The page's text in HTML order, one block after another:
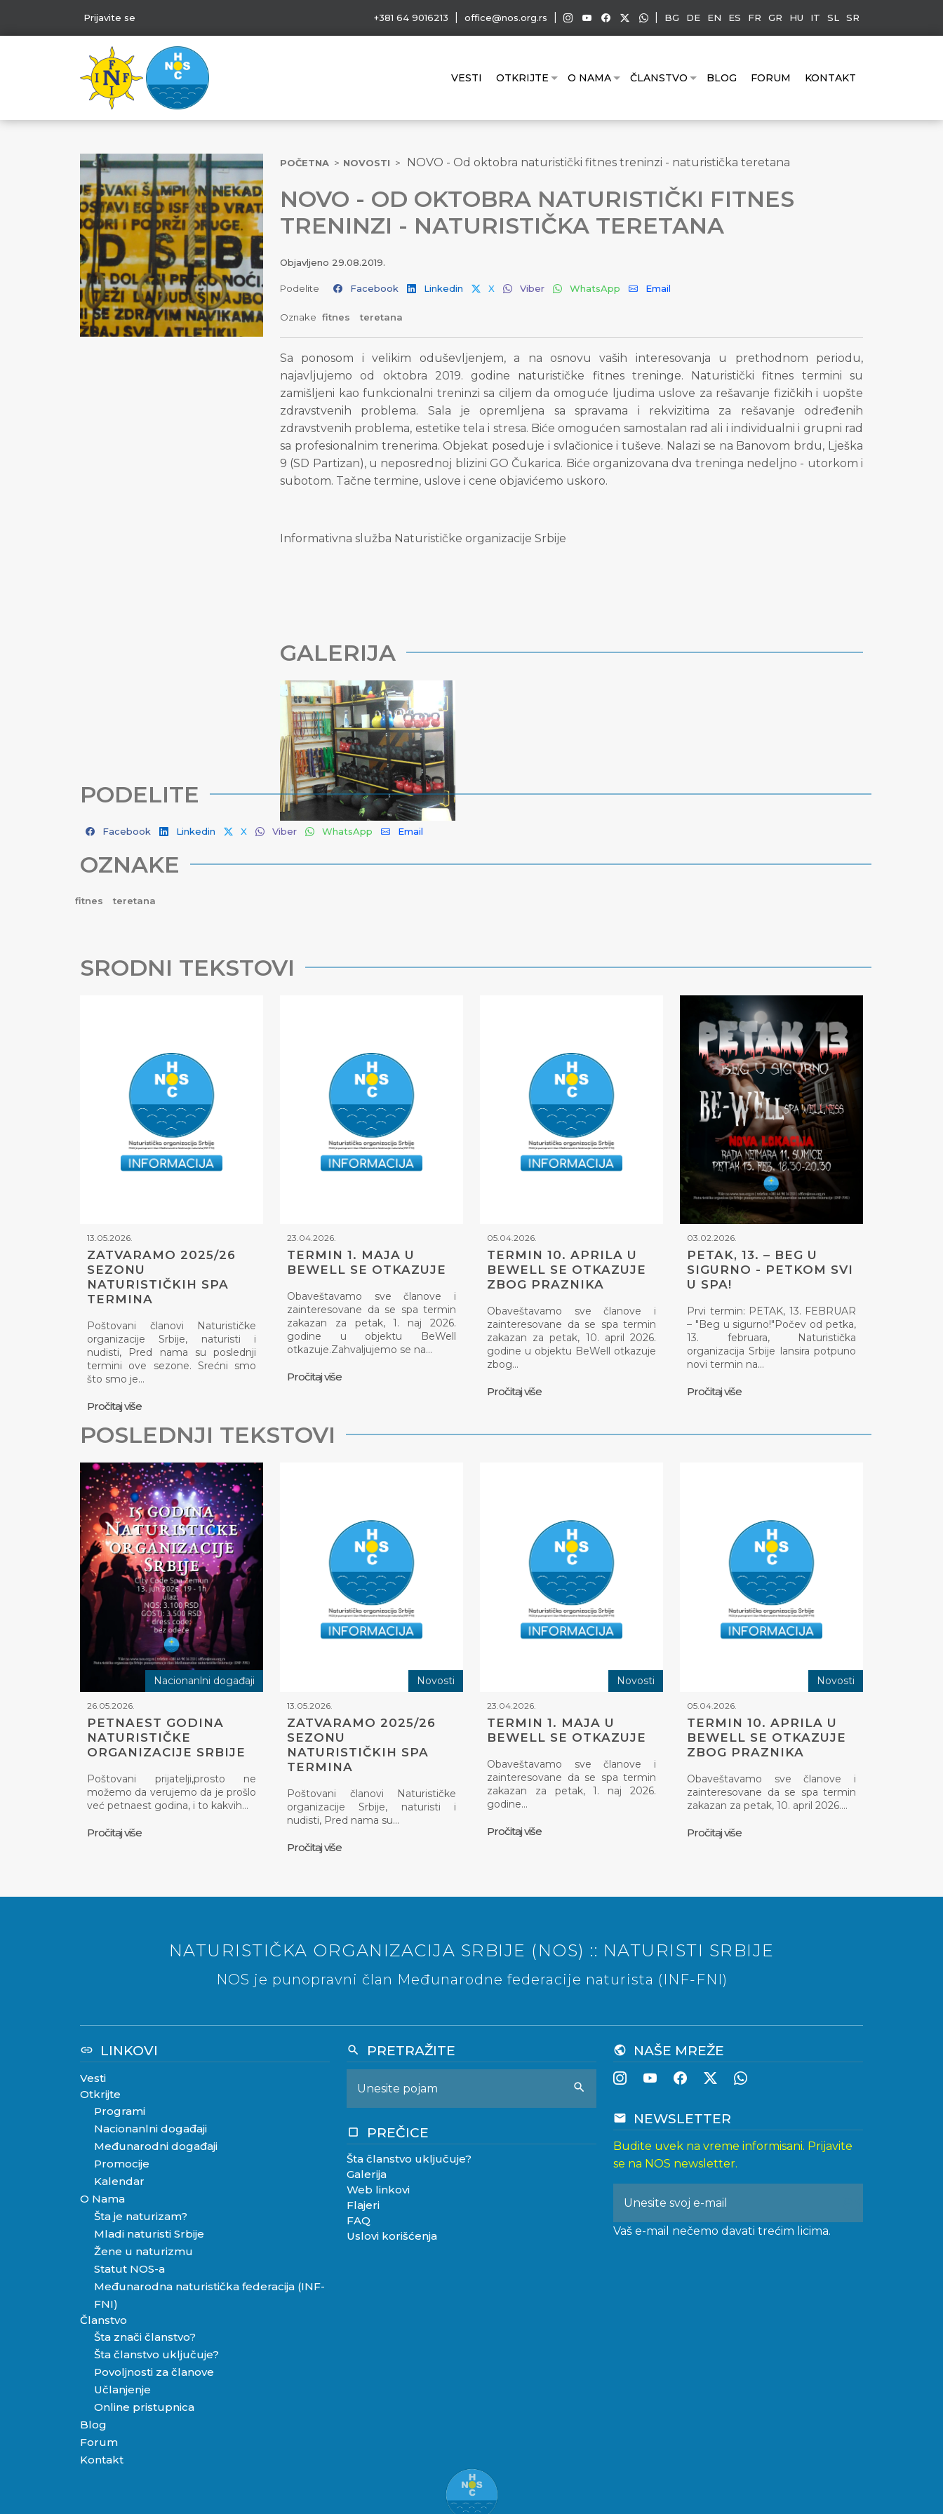
Prijavite se +381 64 9016213 office@nos.org.rs BG DE EN ES FR GR HU IT SL SR
VESTI OTKRIJTE O NAMA ČLANSTVO BLOG FORUM KONTAKT
POČETNA NOVOSTI NOVO - Od oktobra naturistički fitnes treninzi - naturistička teretana
NOVO - OD OKTOBRA NATURISTIČKI FITNES
TRENINZI - NATURISTIČKA TERETANA
Objavljeno 29.08.2019.
Podelite Facebook Linkedin X Viber WhatsApp Email
Oznake fitnes teretana
Sa ponosom i velikim oduševljenjem, a na osnovu vaših interesovanja u prethodnom periodu,
najavljujemo od oktobra 2019. godine naturističke fitnes treninge. Naturistički fitnes termini su
zamišljeni kao funkcionalni treninzi sa ciljem da omoguće ljudima uslove za rešavanje fizičkih i uopšte
zdravstvenih problema. Sala je opremljena sa spravama i rekvizitima za rešavanje određenih
zdravstvenih problema, estetike tela i stresa. Biće omogućen samostalan rad ali i individualni i grupni rad
sa profesionalnim trenerima. Objekat poseduje i svlačionice i tuševe. Nalazi se na Banovom brdu, Lješka
9 (SD Partizan), u neposrednoj blizini GO Čukarica. Biće organizovana dva treninga nedeljno - utorkom i
subotom. Tačne termine, uslove i cene objavićemo uskoro.
Informativna služba Naturističke organizacije Srbije
GALERIJA
PODELITE
Facebook Linkedin X Viber WhatsApp Email
OZNAKE
fitnes teretana
SRODNI TEKSTOVI
13.05.2026.
ZATVARAMO 2025/26
SEZONU
NATURISTIČKIH SPA
TERMINA
Poštovani članovi Naturističke
organizacije Srbije, naturisti i
nudisti, Pred nama su poslednji
termini ove sezone. Srećni smo
što smo je…
Pročitaj više
23.04.2026.
TERMIN 1. MAJA U
BEWELL SE OTKAZUJE
Obaveštavamo sve članove i
zainteresovane da se spa termin
zakazan za petak, 1. naj 2026.
godine u objektu BeWell
otkazuje.Zahvaljujemo se na…
Pročitaj više
05.04.2026.
TERMIN 10. APRILA U
BEWELL SE OTKAZUJE
ZBOG PRAZNIKA
Obaveštavamo sve članove i
zainteresovane da se spa termin
zakazan za petak, 10. april 2026.
godine u objektu BeWell otkazuje
zbog…
Pročitaj više
03.02.2026.
PETAK, 13. – BEG U
SIGURNO - PETKOM SVI
U SPA!
Prvi termin: PETAK, 13. FEBRUAR
– "Beg u sigurno!"Počev od petka,
13. februara, Naturistička
organizacija Srbije lansira potpuno
novi termin na…
Pročitaj više
POSLEDNJI TEKSTOVI
Nacionanlni događaji
26.05.2026.
PETNAEST GODINA
NATURISTIČKE
ORGANIZACIJE SRBIJE
Poštovani prijatelji,prosto ne
možemo da verujemo da je prošlo
već petnaest godina, i to kakvih…
Pročitaj više
Novosti
13.05.2026.
ZATVARAMO 2025/26
SEZONU
NATURISTIČKIH SPA
TERMINA
Poštovani članovi Naturističke
organizacije Srbije, naturisti i
nudisti, Pred nama su…
Pročitaj više
Novosti
23.04.2026.
TERMIN 1. MAJA U
BEWELL SE OTKAZUJE
Obaveštavamo sve članove i
zainteresovane da se spa termin
zakazan za petak, 1. naj 2026.
godine…
Pročitaj više
Novosti
05.04.2026.
TERMIN 10. APRILA U
BEWELL SE OTKAZUJE
ZBOG PRAZNIKA
Obaveštavamo sve članove i
zainteresovane da se spa termin
zakazan za petak, 10. april 2026.…
Pročitaj više
NATURISTIČKA ORGANIZACIJA SRBIJE (NOS) :: NATURISTI SRBIJE
NOS je punopravni član Međunarodne federacije naturista (INF-FNI)
link LINKOVI
Vesti
Otkrijte
Programi
Nacionanlni događaji
Međunarodni događaji
Promocije
Kalendar
O Nama
Šta je naturizam?
Mladi naturisti Srbije
Žene u naturizmu
Statut NOS-a
Međunarodna naturistička federacija (INF-
FNI)
Članstvo
Šta znači članstvo?
Šta članstvo uključuje?
Povoljnosti za članove
Učlanjenje
Online pristupnica
Blog
Forum
Kontakt
search PRETRAŽITE
search
crop_square PREČICE
Šta članstvo uključuje?
Galerija
Web linkovi
Flajeri
FAQ
Uslovi korišćenja
public NAŠE MREŽE
email NEWSLETTER
Budite uvek na vreme informisani. Prijavite
se na NOS newsletter.
Vaš e-mail nečemo davati trećim licima.